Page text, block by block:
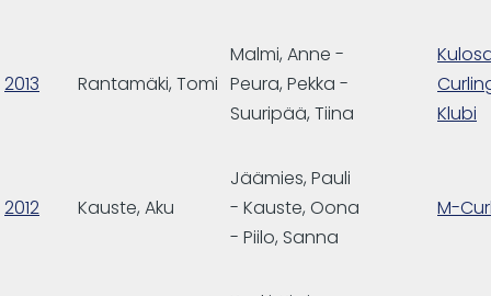
2013 Rantamäki, Tomi
Malmi, Anne -
Peura, Pekka -
Suuripää, Tiina
Klubi
2012 Kauste, Aku
Jäämies, Pauli
- Kauste, Oona
- Piilo, Sanna
M-